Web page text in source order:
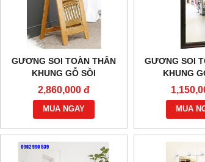
GƯƠNG SOI TOÀN THÂN
KHUNG GỖ SỒI
2,860,000 đ
MUA NGAY
GƯƠNG SOI
KHUNG
MUA